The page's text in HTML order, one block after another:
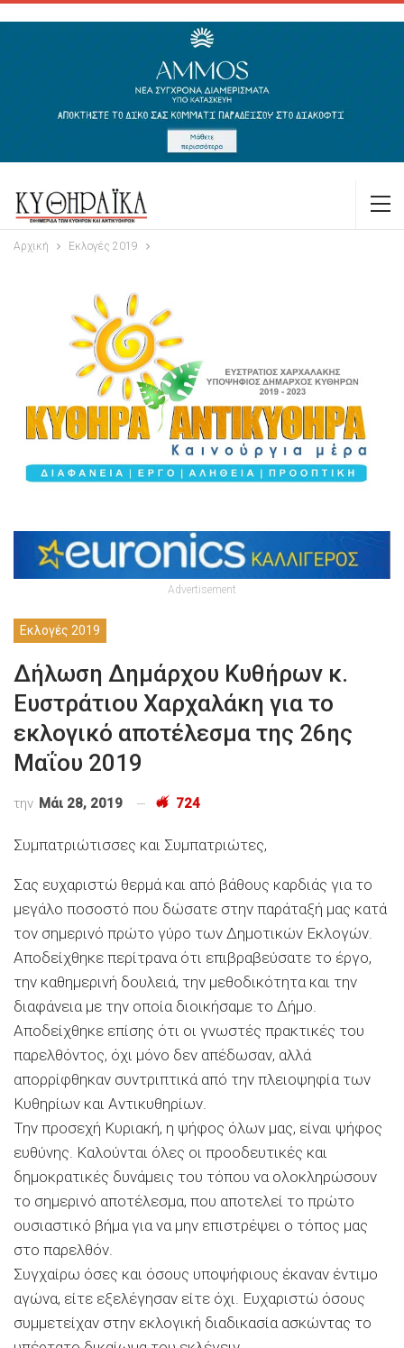
Αρχική Εκλογές 2019
Advertisement
Εκλογές 2019
Δήλωση Δημάρχου Κυθήρων κ.
Ευστράτιου Χαρχαλάκη για το
εκλογικό αποτέλεσμα της 26ης
Μαΐου 2019
την Μάι 28, 2019 724
Συμπατριώτισσες και Συμπατριώτες,
Σας ευχαριστώ θερμά και από βάθους καρδιάς για το
μεγάλο ποσοστό που δώσατε στην παράταξή μας κατά
τον σημερινό πρώτο γύρο των Δημοτικών Εκλογών.
Αποδείχθηκε περίτρανα ότι επιβραβεύσατε το έργο,
την καθημερινή δουλειά, την μεθοδικότητα και την
διαφάνεια με την οποία διοικήσαμε το Δήμο.
Αποδείχθηκε επίσης ότι οι γνωστές πρακτικές του
παρελθόντος, όχι μόνο δεν απέδωσαν, αλλά
απορρίφθηκαν συντριπτικά από την πλειοψηφία των
Κυθηρίων και Αντικυθηρίων.
Την προσεχή Κυριακή, η ψήφος όλων μας, είναι ψήφος
ευθύνης. Καλούνται όλες οι προοδευτικές και
δημοκρατικές δυνάμεις του τόπου να ολοκληρώσουν
το σημερινό αποτέλεσμα, που αποτελεί το πρώτο
ουσιαστικό βήμα για να μην επιστρέψει ο τόπος μας
στο παρελθόν.
Συγχαίρω όσες και όσους υποψήφιους έκαναν έντιμο
αγώνα, είτε εξελέγησαν είτε όχι. Ευχαριστώ όσους
συμμετείχαν στην εκλογική διαδικασία ασκώντας το